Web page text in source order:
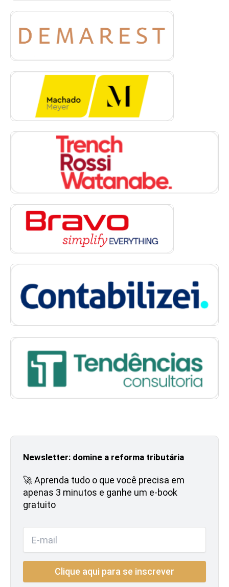
Newsletter: domine a reforma tributária
🚀 Aprenda tudo o que você precisa em
apenas 3 minutos e ganhe um e-book
gratuito